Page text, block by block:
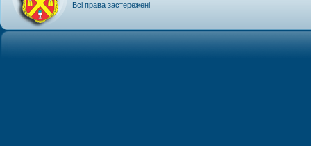
Всі права застережені